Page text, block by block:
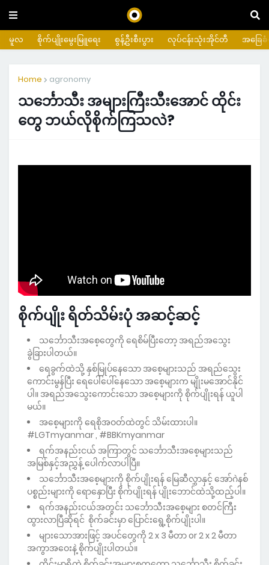
မူလ စိုက်ပျိုးမွေးမြူရေး စွန့်ဦးစီးပွား လုပ်ငန်းသုံးအိုင်တီ အခြေ
Home agronomy
သင်္ဘောသီး အများကြီးသီးအောင် ထိုင်း
တွေ ဘယ်လိုစိုက်ကြသလဲ?
စိုက်ပျိုး ရိတ်သိမ်းပုံ အဆင့်ဆင့်
သ‌‌‌‌င်္ဘောသီးအစေ့တွေကို‌ ရေစိမ်ပြီးတော့ အရည်အသွေး
ခွဲခြားပါတယ်။
ရေခွက်ထဲသို့ နှစ်မြုပ်နေသော အစေ့များသည် အရည်သွေး
ကောင်းမွန်ပြီး ရေပေါ်ပေါ်နေသော အစေ့များက မျိုးမအောင်နိုင်
ပါ။ အရည်အသွေးကောင်းသော အစေ့များကို စိုက်ပျိုးရန် ယူပါ
မယ်။
အစေ့များကို ရေစိုအဝတ်ထဲတွင် သိမ်းထားပါ။
#LGTmyanmar , #BBKmyanmar
ရက်အနည်းငယ် အကြာတွင် သင်္ဘောသီးအစေ့များသည်
အမြစ်နှင့်အညွှန့် ပေါက်လာပါပြီ။
သ‌င်္ဘောသီးအစေ့များကို စိုက်ပျိုးရန် မြေဆီလွှာနှင့် အော်ဂဲနစ်
ပစ္စည်းများကို ရောနှောပြီး စိုက်ပျိုးရန် ပျိုးဘောင်ထဲသို့ထည့်ပါ။
ရက်အနည်းငယ်အတွင်း သင်္ဘောသီးအစေ့များ စတင်ကြီး
ထွားလာပြီဆိုရင် စိုက်ခင်းမှာ ပြောင်းရွေ့စိုက်ပျိုးပါ။
များသောအားဖြင့် အပင်တွေကို 2 x 3 မီတာ or 2 x 2 မီတာ
အကွာအဝေးနဲ့ စိုက်ပျိုးပါတယ်။